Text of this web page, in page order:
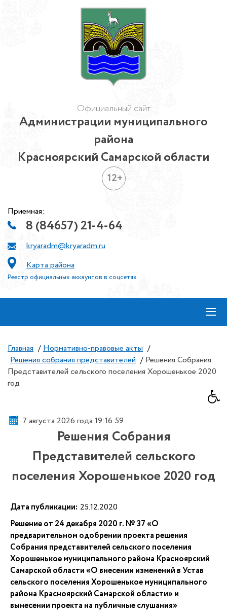
Официальный сайт
Администрации муниципального
района
Красноярский Самарской области
12+
Приемная:
8 (84657) 21-4-64
kryaradm@kryaradm.ru
Карта района
Реестр официальных аккаунтов в соцсетях
≡
Главная / Нормативно-правовые акты /
Решения собрания представителей / Решения Собрания
Представителей сельского поселения Хорошенькое 2020
год
7 августа 2026 года 19:17:00
Решения Собрания
Представителей сельского
поселения Хорошенькое 2020 год
Дата публикации: 25.12.2020
Решение от 24 декабря 2020 г. № 37 «О
предварительном одобрении проекта решения
Собрания представителей сельского поселения
Хорошенькое муниципального района Красноярский
Самарской области «О внесении изменений в Устав
сельского поселения Хорошенькое муниципального
района Красноярский Самарской области» и
вынесении проекта на публичные слушания»